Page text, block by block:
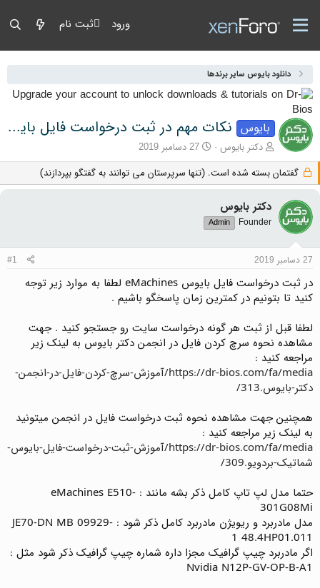
ورود ثبت نام
دانلود بایوس سایر برندها
بایوس نکات مهم در ثبت درخواست فایل بایوس eMachines
آغازگر گفتمان
دکتر بایوس تاریخ شروع
27 دسامبر 2019
گفتمان بسته شده است. (تنها سرپرستان می توانند به گفتگو بپردازند)
دکتر بایوس
Founder
Admin
27 دسامبر 2019 #1
در ثبت درخواست فایل بایوس eMachines لطفا به موارد زیر توجه
کنید تا بتونیم در کمترین زمان پاسخگو باشیم .
لطفا قبل از ثبت هر گونه درخواست سایت رو جستجو کنید . جهت
مشاهده نحوه سرچ کردن فایل در انجمن دکتر بایوس به لینک زیر
مراجعه کنید :
https://dr-bios.com/fa/media/آموزش-سرچ-کردن-فایل-در-انجمن-
دکتر-بایوس.313/
همچنین جهت مشاهده نحوه ثبت درخواست فایل در انجمن میتونید
به لینک زیر مراجعه کنید :
https://dr-bios.com/fa/media/آموزش-ثبت-درخواست-فایل-بایوس-
شماتیک-بردویو.309/
حتما مدل لپ تاپ کامل ذکر بشه مانند : eMachines E510-
301G08Mi
مدل مادربرد و ریویژن مادربرد کامل ذکر شود : JE70-DN MB 09929-
1 48.4HP01.011
اگر مادربرد چیپ گرافیک مجزا داره شماره چیپ گرافیک ذکر شود مثل :
Nvidia N12P-GV-OP-B-A1